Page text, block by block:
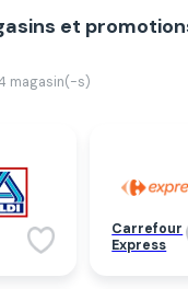
et
magasin(-s)
Carrefour
Express